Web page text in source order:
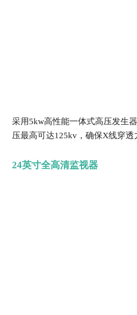
采用5kw高性能一体式高压发生
压最高可达125kv，确保X线穿透
24英寸全高清监视器